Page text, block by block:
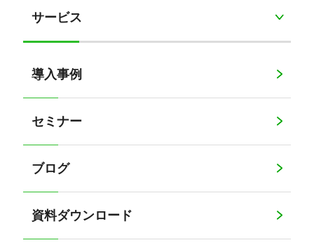
サービス
導入事例
セミナー
ブログ
資料ダウンロード